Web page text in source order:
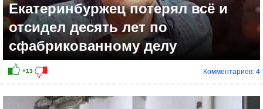
Екатеринбуржец потерял всё и
отсидел десять лет по
сфабрикованному делу
Комментариев: 4